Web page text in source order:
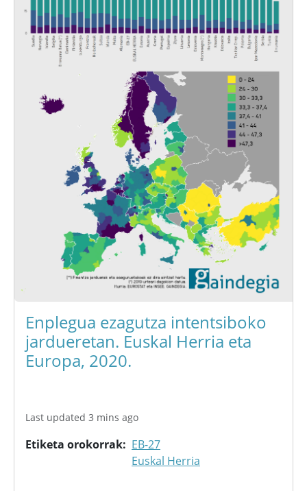
Enplegua ezagutza intentsiboko
jardueretan. Euskal Herria eta
Europa, 2020.
Last updated 3 mins ago
Etiketa orokorrak
EB-27
Euskal Herria